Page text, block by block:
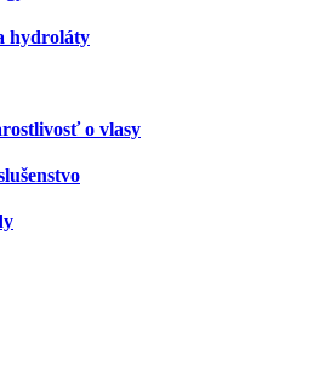
hydroláty
o vlasy